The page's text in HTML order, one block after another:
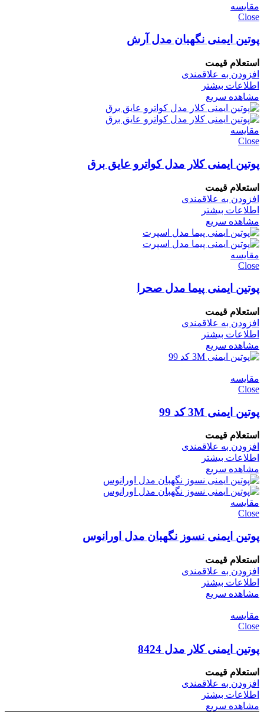
مقایسه
Close
پوتین ایمنی نگهبان مدل آرش
استعلام قیمت
افزودن به علاقمندی
اطلاعات بیشتر
مشاهده سریع
مقایسه
Close
پوتین ایمنی کلار مدل کواترو عایق برق
استعلام قیمت
افزودن به علاقمندی
اطلاعات بیشتر
مشاهده سریع
مقایسه
Close
پوتین ایمنی پیما مدل صحرا
استعلام قیمت
افزودن به علاقمندی
اطلاعات بیشتر
مشاهده سریع
مقایسه
Close
پوتین ایمنی 3M کد 99
استعلام قیمت
افزودن به علاقمندی
اطلاعات بیشتر
مشاهده سریع
مقایسه
Close
پوتین ایمنی نسوز نگهبان مدل اورانوس
استعلام قیمت
افزودن به علاقمندی
اطلاعات بیشتر
مشاهده سریع
مقایسه
Close
پوتین ایمنی کلار مدل 8424
استعلام قیمت
افزودن به علاقمندی
اطلاعات بیشتر
مشاهده سریع